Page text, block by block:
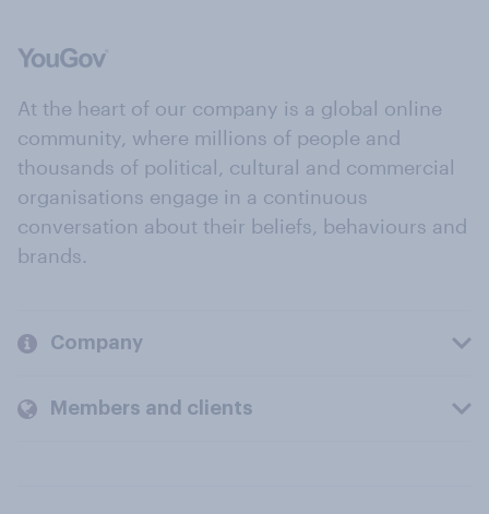
At the heart of our company is a global online
community, where millions of people and
thousands of political, cultural and commercial
organisations engage in a continuous
conversation about their beliefs, behaviours and
brands.
Company
Members and clients